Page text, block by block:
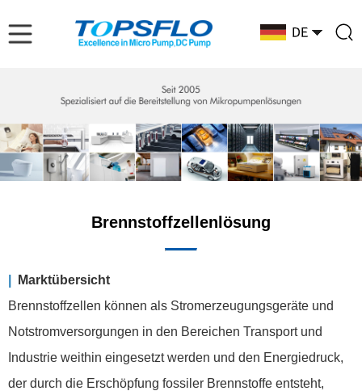
Brennstoffzellenlösung
Marktübersicht
Brennstoffzellen können als Stromerzeugungsgeräte und
Notstromversorgungen in den Bereichen Transport und
Industrie weithin eingesetzt werden und den Energiedruck,
der durch die Erschöpfung fossiler Brennstoffe entsteht,